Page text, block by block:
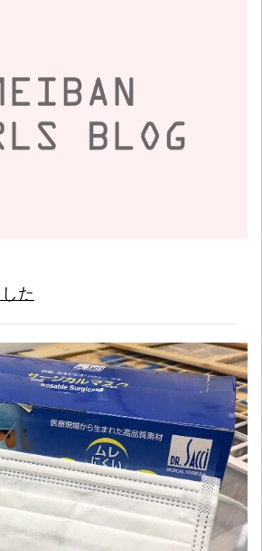
た